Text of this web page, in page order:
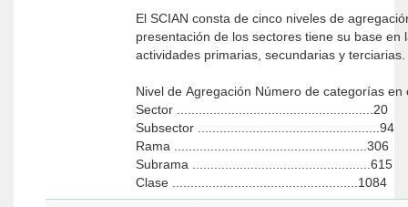
El SCIAN consta de cinco niveles de
presentación de los sectores tiene su base
actividades primarias, secundarias y terciarias.
Nivel de Agregación Número de
Sector ......................................................20
Subsector ..................................................94
Rama .....................................................306
Subrama .................................................615
Clase ...................................................1084